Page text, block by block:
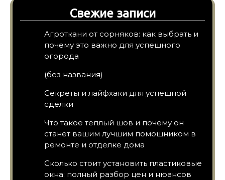
Свежие записи
Агроткани от сорняков: как выбрать и
почему это важно для успешного
огорода
(без названия)
Секреты и лайфхаки для успешной
сделки
Что такое теплый шов и почему он
станет вашим лучшим помощником в
ремонте и отделке дома
Сколько стоит установить пластиковые
окна: полный разбор цен и нюансов